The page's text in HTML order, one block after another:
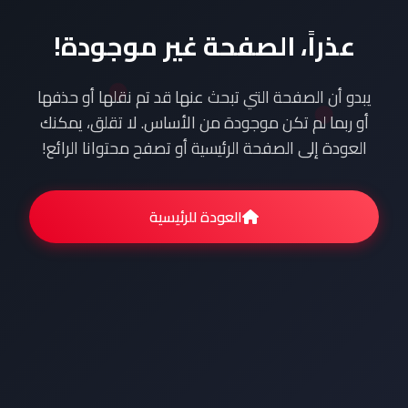
عذراً، الصفحة غير موجودة!
يبدو أن الصفحة التي تبحث عنها قد تم نقلها أو حذفها
أو ربما لم تكن موجودة من الأساس. لا تقلق، يمكنك
العودة إلى الصفحة الرئيسية أو تصفح محتوانا الرائع!
العودة للرئيسية